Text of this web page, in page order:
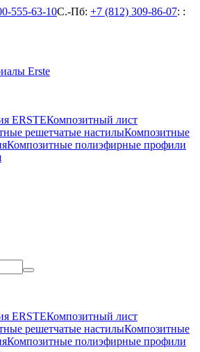
555-63-10С.-Пб: +7 (812) 309-86-07: :
ERSTEКомпозитный лист
решетчатые настилыКомпозитные
Композитные полиэфирные профили
ERSTEКомпозитный лист
решетчатые настилыКомпозитные
Композитные полиэфирные профили